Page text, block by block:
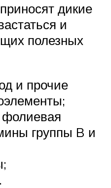
дикие
и
полезных
и прочие
фолиевая
группы B и